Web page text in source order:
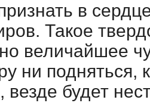
в
Такое
величайшее
ни подняться,
везде будет